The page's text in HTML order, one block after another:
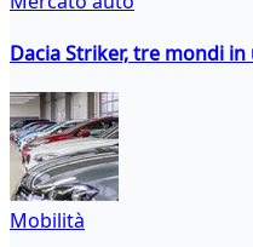
Dacia Striker, tre mondi
Mobilità